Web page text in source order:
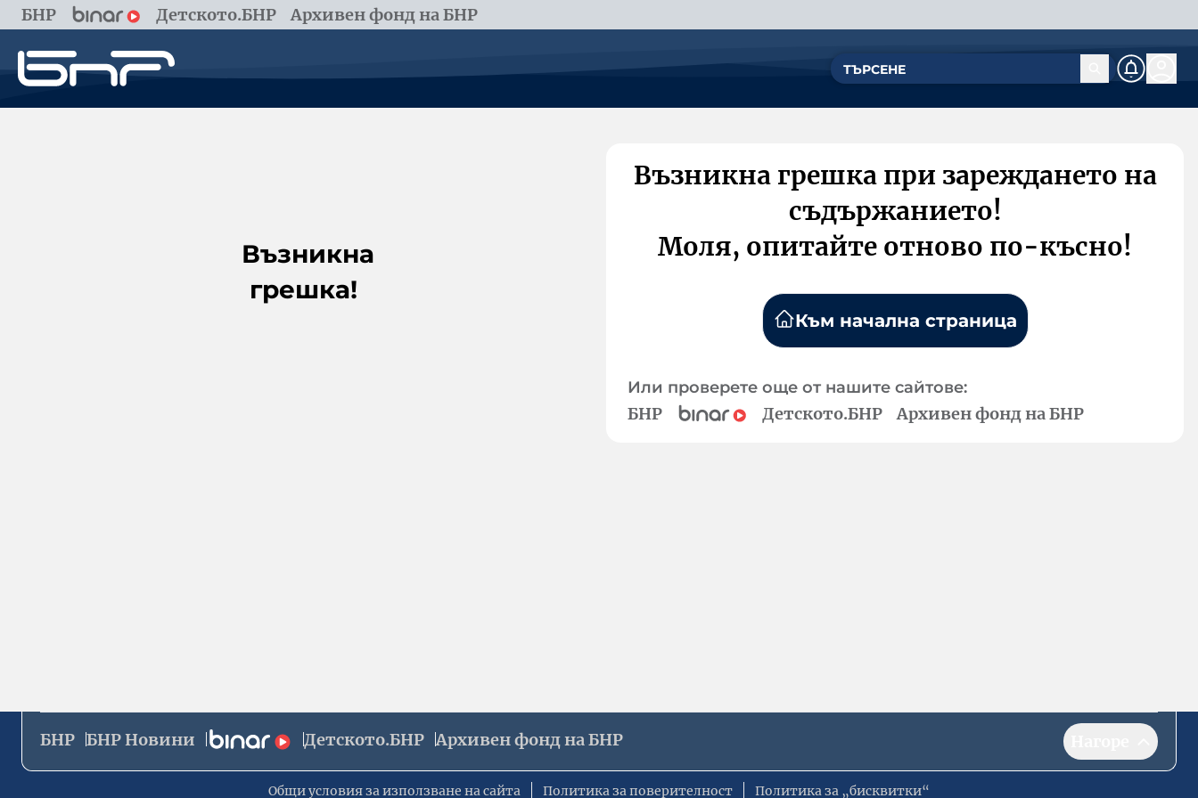
БНР Детското.БНР Архивен фонд на БНР
Възникна
грешка!
Възникна грешка при зареждането на
съдържанието!
Моля, опитайте отново по-късно!
Към начална страница
Или проверете още от нашите сайтове:
БНР Детското.БНР Архивен фонд на БНР
БНР БНР Новини Детското.БНР Архивен фонд на БНР
Общи условия за използване на сайта Политика за поверителност Политика за „бисквитки“